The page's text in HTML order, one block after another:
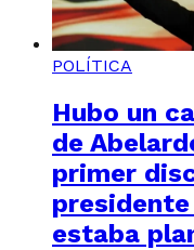
POLÍTICA
Hubo un
de
primer
estaba